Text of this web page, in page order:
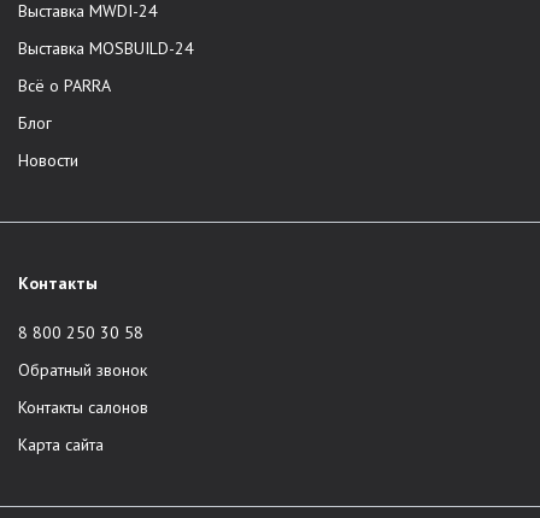
Выставка MWDI-24
Выставка MOSBUILD-24
Всё о PARRA
Блог
Новости
Контакты
8 800 250 30 58
Обратный звонок
Контакты салонов
Карта сайта